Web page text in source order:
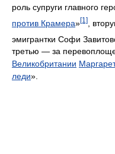
роль супруги главного
против Крамера»[1]
,
эмигрантки Софи
третью — за
Великобритании
леди».